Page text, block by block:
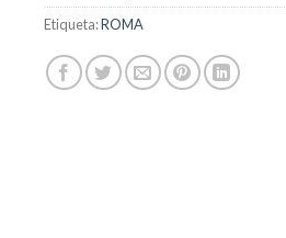
Etiqueta:ROMA